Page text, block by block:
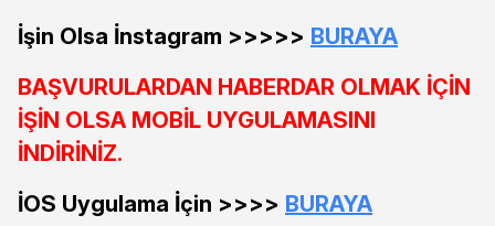
İşin Olsa İnstagram >>>>> BURAYA
BAŞVURULARDAN HABERDAR OLMAK İÇİN
İŞİN OLSA MOBİL UYGULAMASINI
İNDİRİNİZ.
İOS Uygulama İçin >>>> BURAYA